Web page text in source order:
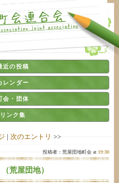
近の投稿
レンダー
会・団体
リンク集
| 次のエントリ >>
投稿者：荒屋団地町会 at 19:30
屋団地）